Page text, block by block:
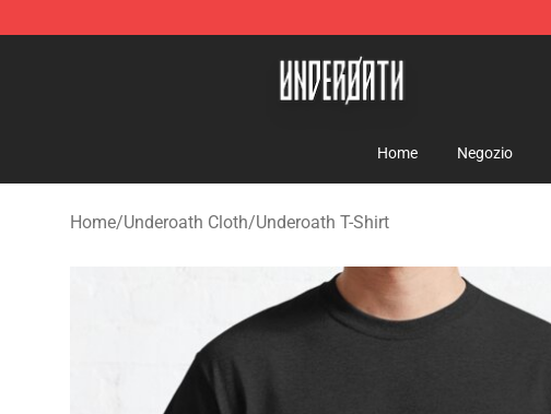
Underoath Store - Official Underoath Merchandise Shop
Home Negozio
Home/Underoath Cloth/Underoath T-Shirt